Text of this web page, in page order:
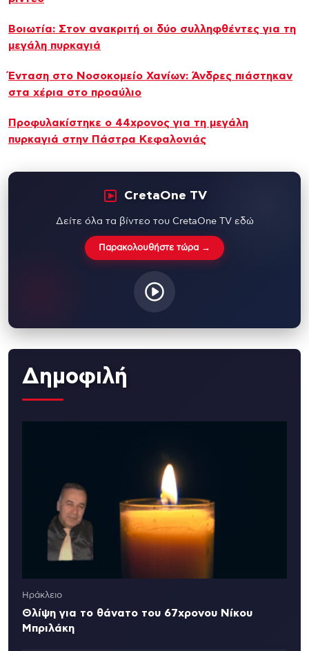
Βοιωτία: Στον ανακριτή οι δύο συλληφθέντες για τη
μεγάλη πυρκαγιά
Ένταση στο Νοσοκομείο Χανίων: Άνδρες πιάστηκαν
στα χέρια στο προαύλιο
Προφυλακίστηκε ο 44χρονος για τη μεγάλη
πυρκαγιά στην Πάστρα Κεφαλονιάς
CretaOne TV
Δείτε όλα τα βίντεο του CretaOne TV εδώ
Παρακολουθήστε τώρα →
Δημοφιλή
Ηράκλειο
Θλίψη για το θάνατο του 67χρονου Νίκου
Μπριλάκη